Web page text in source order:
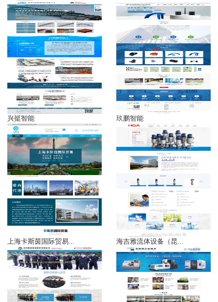
兴挺智能 玖鹏智能
上海卡斯茵国际贸易... 海吉雅流体设备（昆...